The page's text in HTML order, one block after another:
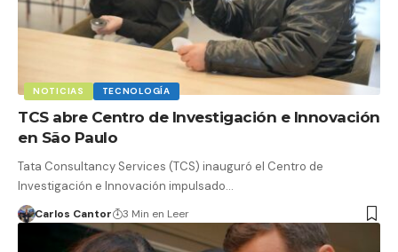
NOTICIAS TECNOLOGÍA
TCS abre Centro de Investigación e Innovación
en São Paulo
Tata Consultancy Services (TCS) inauguró el Centro de
Investigación e Innovación impulsado…
Carlos Cantor 3 Min en Leer